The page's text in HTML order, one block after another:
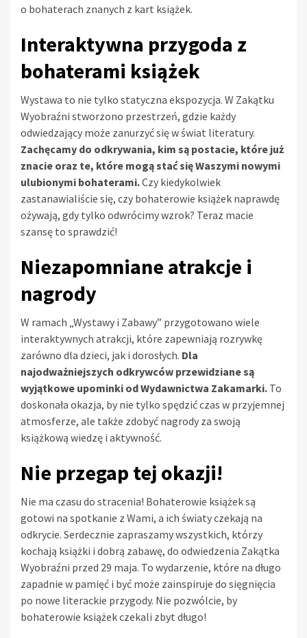
o bohaterach znanych z kart książek.
Interaktywna przygoda z
bohaterami książek
Wystawa to nie tylko statyczna ekspozycja. W Zakątku
Wyobraźni stworzono przestrzeń, gdzie każdy
odwiedzający może zanurzyć się w świat literatury.
Zachęcamy do odkrywania, kim są postacie, które już
znacie oraz te, które mogą stać się Waszymi nowymi
ulubionymi bohaterami.Czy kiedykolwiek
zastanawialiście się, czy bohaterowie książek naprawdę
ożywają, gdy tylko odwrócimy wzrok? Teraz macie
szansę to sprawdzić!
Niezapomniane atrakcje i
nagrody
W ramach „Wystawy i Zabawy” przygotowano wiele
interaktywnych atrakcji, które zapewniają rozrywkę
zarówno dla dzieci, jak i dorosłych. Dla
najodważniejszych odkrywców przewidziane są
wyjątkowe upominki od Wydawnictwa Zakamarki. To
doskonała okazja, by nie tylko spędzić czas w przyjemnej
atmosferze, ale także zdobyć nagrody za swoją
książkową wiedzę i aktywność.
Nie przegap tej okazji!
Nie ma czasu do stracenia! Bohaterowie książek są
gotowi na spotkanie z Wami, a ich światy czekają na
odkrycie. Serdecznie zapraszamy wszystkich, którzy
kochają książki i dobrą zabawę, do odwiedzenia Zakątka
Wyobraźni przed 29 maja. To wydarzenie, które na długo
zapadnie w pamięć i być może zainspiruje do sięgnięcia
po nowe literackie przygody. Nie pozwólcie, by
bohaterowie książek czekali zbyt długo!